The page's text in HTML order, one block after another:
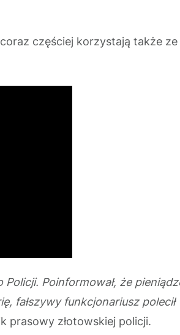
częściej korzystają także
Poinformował, że
fałszywy funkcjonariusz
prasowy złotowskiej policji.